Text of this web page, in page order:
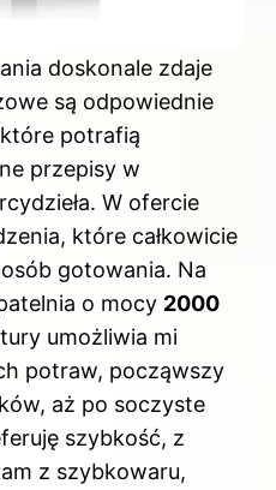
doskonale zdaje
są odpowiednie
potrafią
przepisy w
W ofercie
które całkowicie
gotowania. Na
o mocy 2000
umożliwia mi
potraw, począwszy
aż po soczyste
szybkość, z
z szybkowaru,